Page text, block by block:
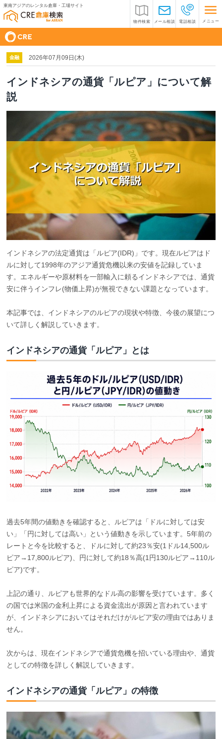
東南アジアのレンタル倉庫・工場サイト
物件検索 メール相談 電話相談 メニュー
金融 2026年07月09日(木)
インドネシアの通貨「ルピア」について解
説
インドネシアの法定通貨は「ルピア(IDR)」です。現在ルピアはド
ルに対して1998年のアジア通貨危機以来の安値を記録していま
す。エネルギーや原材料を一部輸入に頼るインドネシアでは、通貨
安に伴うインフレ(物価上昇)が無視できない課題となっています。
本記事では、インドネシアのルピアの現状や特徴、今後の展望につ
いて詳しく解説していきます。
インドネシアの通貨「ルピア」とは
過去5年間の値動きを確認すると、ルピアは「ドルに対しては安
い」「円に対しては高い」という値動きを示しています。5年前の
レートと今を比較すると、ドルに対して約23％安(1ドル14,500ル
ピア→17,800ルピア)、円に対して約18％高(1円130ルピア→110ル
ピア)です。
上記の通り、ルピアも世界的なドル高の影響を受けています。多く
の国では米国の金利上昇による資金流出が原因と言われています
が、インドネシアにおいてはそれだけがルピア安の理由ではありま
せん。
次からは、現在インドネシアで通貨危機を招いている理由や、通貨
としての特徴を詳しく解説していきます。
インドネシアの通貨「ルピア」の特徴